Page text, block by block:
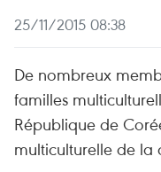
25/11/2015 08:38
De nombreux
familles
République de
multiculturelle de la